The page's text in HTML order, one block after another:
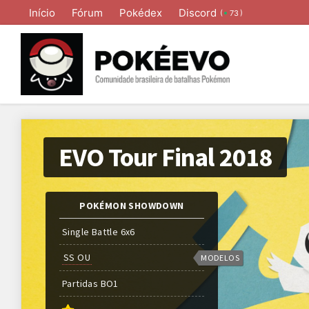
Início Fórum Pokédex Discord ( 73 )
EVO Tour Final 2018
POKÉMON SHOWDOWN
Single Battle 6x6
SS OU
Partidas BO1
MODELOS